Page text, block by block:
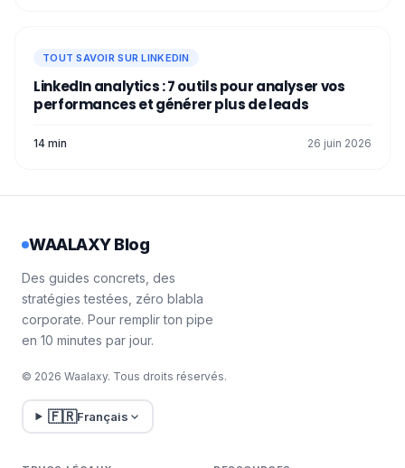
TOUT SAVOIR SUR LINKEDIN
LinkedIn analytics : 7 outils pour analyser vos
performances et générer plus de leads
14 min 26 juin 2026
WAALAXY Blog
Des guides concrets, des
stratégies testées, zéro blabla
corporate. Pour remplir ton pipe
en 10 minutes par jour.
© 2026 Waalaxy. Tous droits réservés.
🇫🇷Français